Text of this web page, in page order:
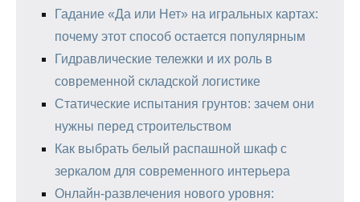
Гадание «Да или Нет» на игральных картах:
почему этот способ остается популярным
Гидравлические тележки и их роль в
современной складской логистике
Статические испытания грунтов: зачем они
нужны перед строительством
Как выбрать белый распашной шкаф с
зеркалом для современного интерьера
Онлайн-развлечения нового уровня: